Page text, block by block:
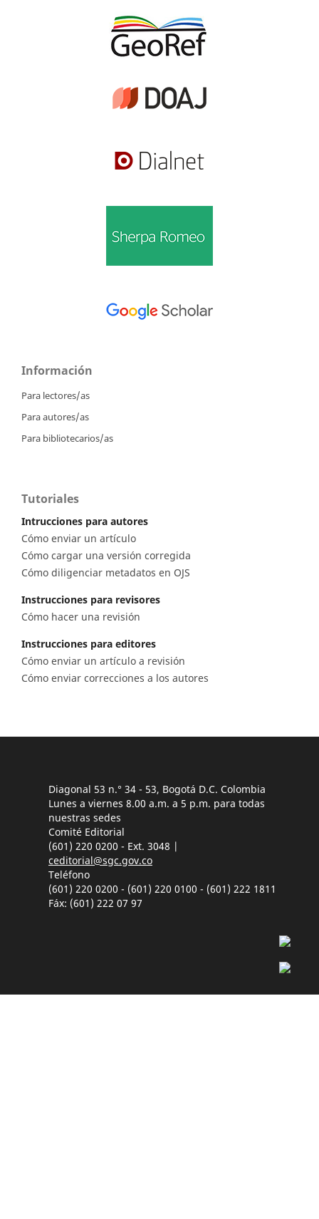
Información
Para lectores/as
Para autores/as
Para bibliotecarios/as
Tutoriales
Intrucciones para autores
Cómo enviar un artículo
Cómo cargar una versión corregida
Cómo diligenciar metadatos en OJS
Instrucciones para revisores
Cómo hacer una revisión
Instrucciones para editores
Cómo enviar un artículo a revisión
Cómo enviar correcciones a los autores
Diagonal 53 n.° 34 - 53, Bogotá D.C. Colombia
Lunes a viernes 8.00 a.m. a 5 p.m. para todas
nuestras sedes
Comité Editorial
(601) 220 0200 - Ext. 3048 |
ceditorial@sgc.gov.co
Teléfono
(601) 220 0200 - (601) 220 0100 - (601) 222 1811
Fáx: (601) 222 07 97